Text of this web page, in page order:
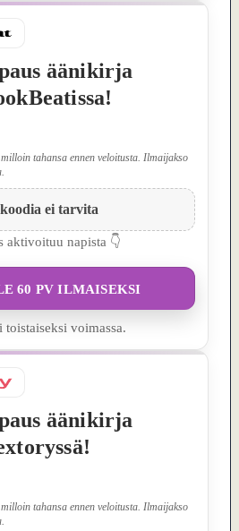
äänikirja
tahansa ennen veloitusta. Ilmaijakso
ei tarvita
aktivoituu napista 👇
60 PV ILMAISEKSI
toistaiseksi voimassa.
äänikirja
tahansa ennen veloitusta. Ilmaijakso